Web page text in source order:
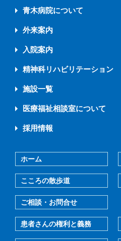
青木病院について
外来案内
入院案内
精神科リハビリテーション
施設一覧
医療福祉相談室について
採用情報
ホーム
こころの散歩道
ご相談・お問合せ
患者さんの権利と義務